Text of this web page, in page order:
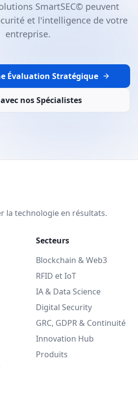
SmartSEC© peuvent
et l'intelligence de votre
entreprise.
Évaluation Stratégique
nos Spécialistes
la technologie en résultats.
Secteurs
Blockchain & Web3
RFID et IoT
IA & Data Science
Digital Security
GRC, GDPR & Continuité
Innovation Hub
Produits